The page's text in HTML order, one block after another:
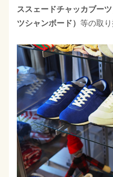
ススェードチャッカブー
ツシャンボード） 等の取